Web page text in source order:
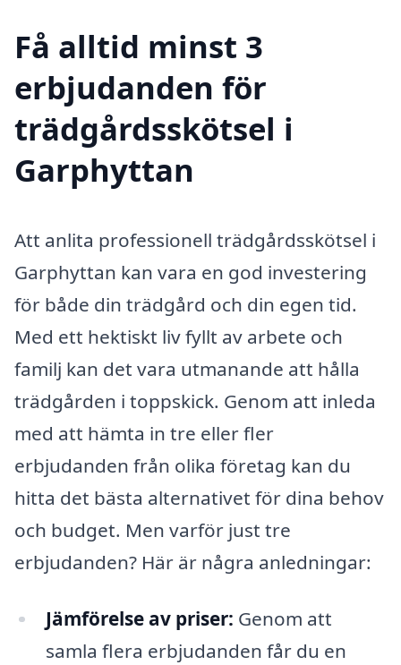
Få alltid minst 3
erbjudanden för
trädgårdsskötsel i
Garphyttan
Att anlita professionell trädgårdsskötsel i
Garphyttan kan vara en god investering
för både din trädgård och din egen tid.
Med ett hektiskt liv fyllt av arbete och
familj kan det vara utmanande att hålla
trädgården i toppskick. Genom att inleda
med att hämta in tre eller fler
erbjudanden från olika företag kan du
hitta det bästa alternativet för dina behov
och budget. Men varför just tre
erbjudanden? Här är några anledningar:
Jämförelse av priser: Genom att
samla flera erbjudanden får du en